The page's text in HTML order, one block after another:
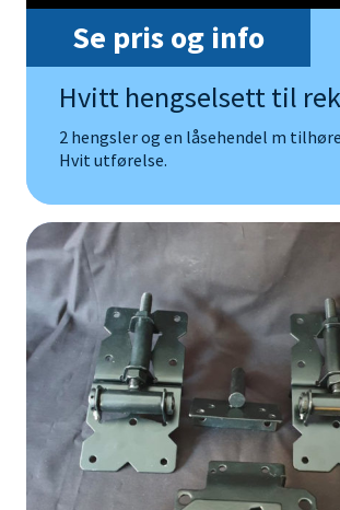
Se pris og info
Hvitt hengselsett til
2 hengsler og en låsehendel m
Hvit utførelse.